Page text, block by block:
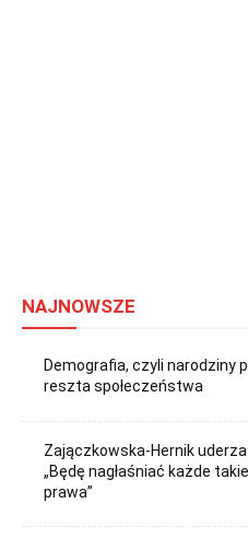
NAJNOWSZE
Demografia, czyli narodziny
reszta społeczeństwa
Zajączkowska-Hernik uderza
„Będę nagłaśniać każde
prawa”